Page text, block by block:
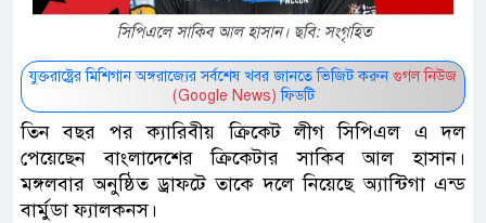
যুক্তরাষ্ট্রের মিশিগান অঙ্গরাজ্যের সর্বশেষ খবর জানতে ভিজিট করুন গুগল নিউজ
(Google News) ফিডটি
তিন বছর পর ক্যারিবীয় ক্রিকেট লীগ সিপিএল এ দল
পেয়েছেন বাংলাদেশের ক্রিকেটার সাকিব আল হাসান।
মঙ্গলবার অনুষ্ঠিত ড্রাফটে তাকে দলে নিয়েছে অ্যান্টিগা এন্ড
বার্মুডা ফ্যালকনস।